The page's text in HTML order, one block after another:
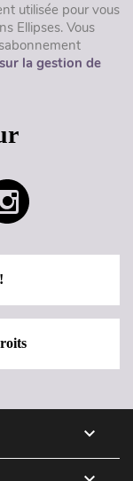
utilisée pour vous
Ellipses. Vous
la gestion de
